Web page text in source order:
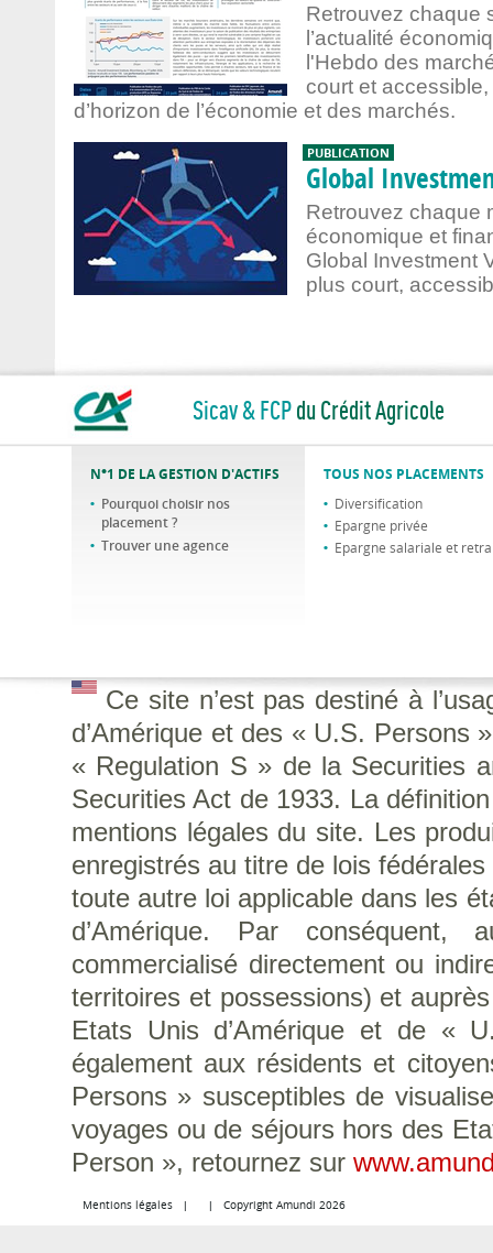
Retrouvez chaque
l’actualité
l'Hebdo des
court et
d’horizon de l’économie et des marchés.
PUBLICATION
Global
Retrouvez chaque
économique et
Global Investment
plus court,
Sicav & FCPdu Crédit Agricole
N°1 DE LA GESTION D'ACTIFS
Pourquoi choisir nos
placement ?
Trouver une agence
TOUS NOS PLACEMENTS
Diversification
Epargne privée
Epargne salariale et
Ce site n’est pas destiné à
d’Amérique et des « U.S. Persons
« Regulation S » de la Securities
Securities Act de 1933. La
mentions légales du site. Les
enregistrés au titre de lois
toute autre loi applicable dans les
d’Amérique. Par
commercialisé directement ou
territoires et possessions) et
Etats Unis d’Amérique et de «
également aux résidents et
Persons » susceptibles de
voyages ou de séjours hors des
Person », retournez sur
Mentions légales Copyright Amundi 2026